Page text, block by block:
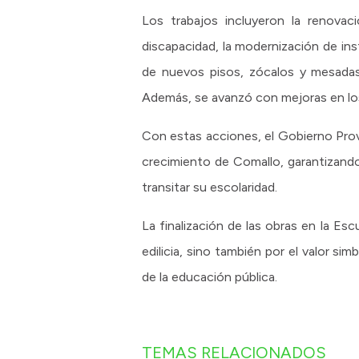
Los trabajos incluyeron la
discapacidad, la modernización de
de nuevos pisos, zócalos y
Además, se avanzó con mejoras en
Con estas acciones, el Gobierno
crecimiento de Comallo,
transitar su escolaridad.
La finalización de las obras en la
edilicia, sino también por el valor
de la educación pública.
TEMAS RELACIONADOS